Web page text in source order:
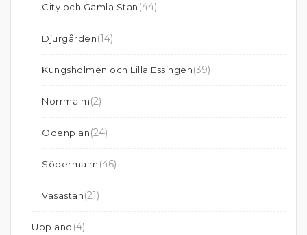
City och Gamla Stan (44)
Djurgården(14)
Kungsholmen och Lilla Essingen(39)
Norrmalm(2)
Odenplan(24)
Södermalm (46)
Vasastan(21)
Uppland (4)